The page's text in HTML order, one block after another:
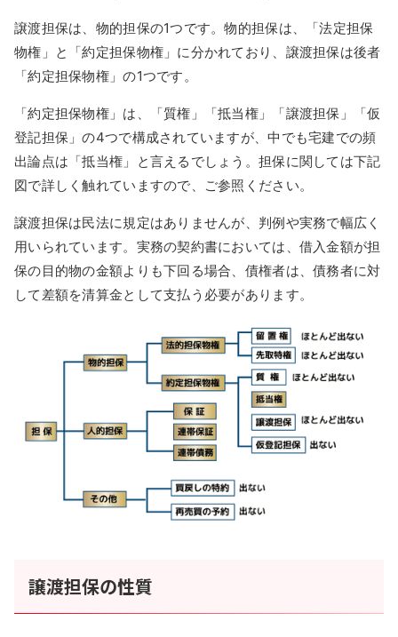
譲渡担保は、物的担保の1つです。物的担保は、「法定担保
物権」と「約定担保物権」に分かれており、譲渡担保は後者
「約定担保物権」の1つです。
「約定担保物権」は、「質権」「抵当権」「譲渡担保」「仮
登記担保」の4つで構成されていますが、中でも宅建での頻
出論点は「抵当権」と言えるでしょう。担保に関しては下記
図で詳しく触れていますので、ご参照ください。
譲渡担保は民法に規定はありませんが、判例や実務で幅広く
用いられています。実務の契約書においては、借入金額が担
保の目的物の金額よりも下回る場合、債権者は、債務者に対
して差額を清算金として支払う必要があります。
譲渡担保の性質